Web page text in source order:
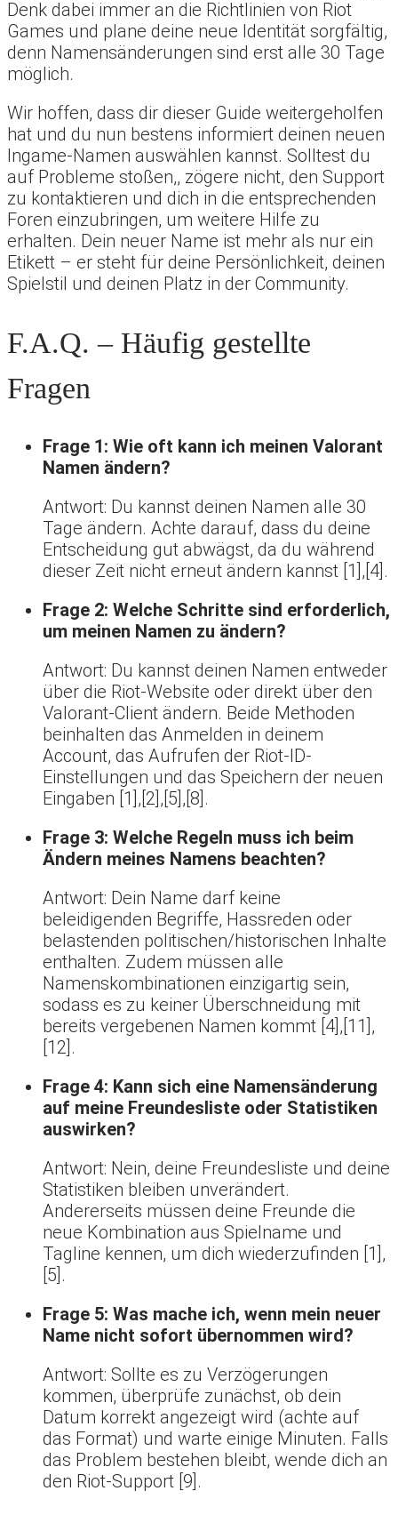
Denk dabei immer an die Richtlinien von Riot
Games und plane deine neue Identität sorgfältig,
denn Namensänderungen sind erst alle 30 Tage
möglich.
Wir hoffen, dass dir dieser Guide weitergeholfen
hat und du nun bestens informiert deinen neuen
Ingame-Namen auswählen kannst. Solltest du
auf Probleme stoßen,, zögere nicht, den Support
zu kontaktieren und dich in die entsprechenden
Foren einzubringen, um weitere Hilfe zu
erhalten. Dein neuer Name ist mehr als nur ein
Etikett – er steht für deine Persönlichkeit, deinen
Spielstil und deinen Platz in der Community.
F.A.Q. – Häufig gestellte
Fragen
Frage 1: Wie oft kann ich meinen Valorant
Namen ändern?
Antwort: Du kannst deinen Namen alle 30
Tage ändern. Achte darauf, dass du deine
Entscheidung gut abwägst, da du während
dieser Zeit nicht erneut ändern kannst [1],[4].
Frage 2: Welche Schritte sind erforderlich,
um meinen Namen zu ändern?
Antwort: Du kannst deinen Namen entweder
über die Riot-Website oder direkt über den
Valorant-Client ändern. Beide Methoden
beinhalten das Anmelden in deinem
Account, das Aufrufen der Riot-ID-
Einstellungen und das Speichern der neuen
Eingaben [1],[2],[5],[8].
Frage 3: Welche Regeln muss ich beim
Ändern meines Namens beachten?
Antwort: Dein Name darf keine
beleidigenden Begriffe, Hassreden oder
belastenden politischen/historischen Inhalte
enthalten. Zudem müssen alle
Namenskombinationen einzigartig sein,
sodass es zu keiner Überschneidung mit
bereits vergebenen Namen kommt [4],[11],
[12].
Frage 4: Kann sich eine Namensänderung
auf meine Freundesliste oder Statistiken
auswirken?
Antwort: Nein, deine Freundesliste und deine
Statistiken bleiben unverändert.
Andererseits müssen deine Freunde die
neue Kombination aus Spielname und
Tagline kennen, um dich wiederzufinden [1],
[5].
Frage 5: Was mache ich, wenn mein neuer
Name nicht sofort übernommen wird?
Antwort: Sollte es zu Verzögerungen
kommen, überprüfe zunächst, ob dein
Datum korrekt angezeigt wird (achte auf
das Format) und warte einige Minuten. Falls
das Problem bestehen bleibt, wende dich an
den Riot-Support [9].